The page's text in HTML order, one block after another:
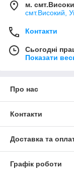
м.
смт.Високий,
Контакти
Сьогодні
Показати
Про нас
Контакти
Доставка та
Графік роботи